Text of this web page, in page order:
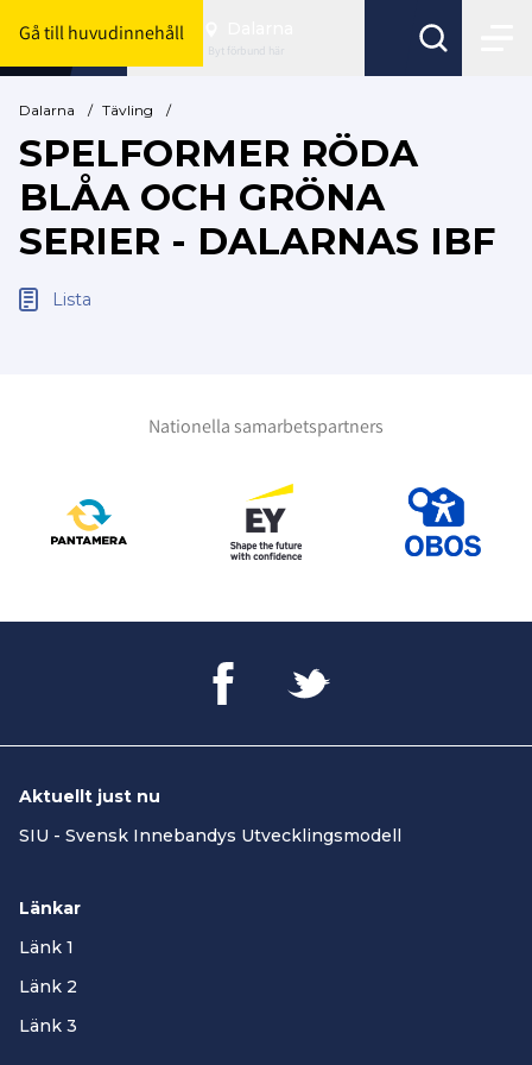
Gå till huvudinnehåll
Byt förbund här
Dalarna / Tävling /
SPELFORMER RÖDA
BLÅA OCH GRÖNA
SERIER - DALARNAS IBF
Lista
Nationella samarbetspartners
Aktuellt just nu
SIU - Svensk Innebandys Utvecklingsmodell
Länkar
Länk 1
Länk 2
Länk 3